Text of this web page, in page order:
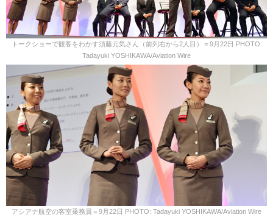
トークショーで観客をわかす須藤元気さん（前列右から2人目）＝9月22日 PHOTO:
Tadayuki YOSHIKAWA/Aviation Wire
アシアナ航空の客室乗務員＝9月22日 PHOTO: Tadayuki YOSHIKAWA/Aviation Wire